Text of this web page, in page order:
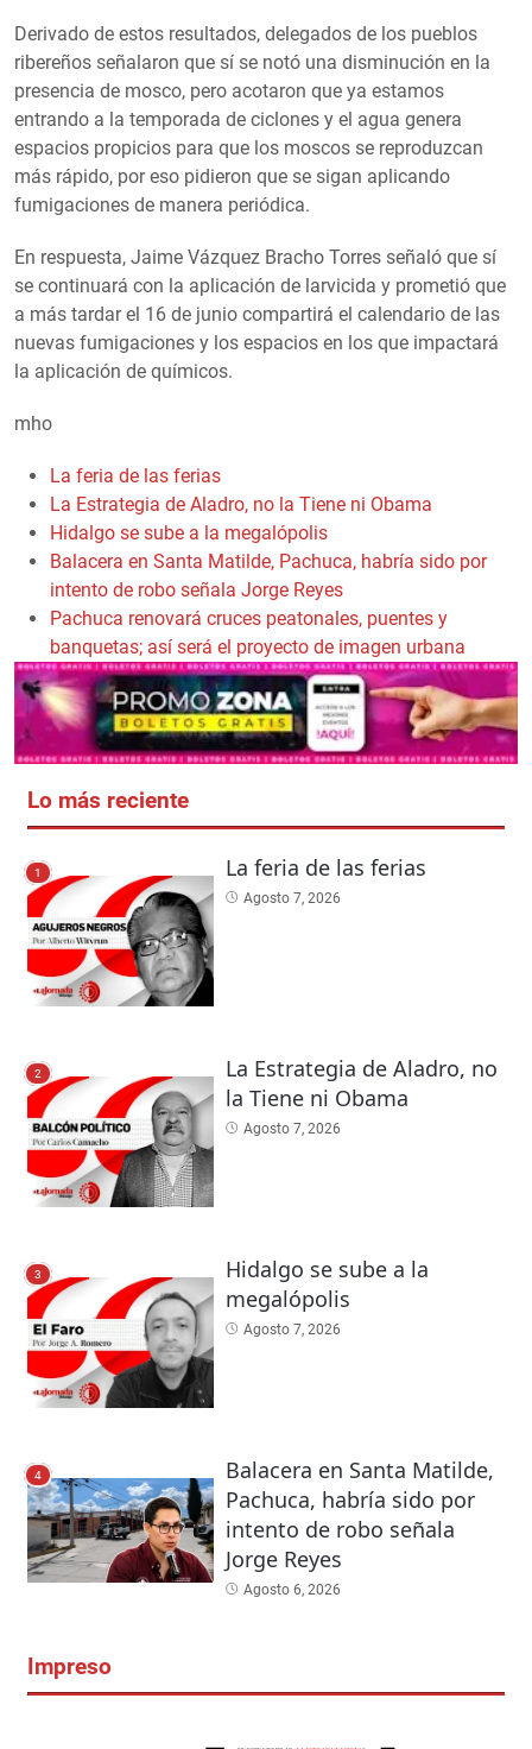
Derivado de estos resultados, delegados de los pueblos
ribereños señalaron que sí se notó una disminución en la
presencia de mosco, pero acotaron que ya estamos
entrando a la temporada de ciclones y el agua genera
espacios propicios para que los moscos se reproduzcan
más rápido, por eso pidieron que se sigan aplicando
fumigaciones de manera periódica.
En respuesta, Jaime Vázquez Bracho Torres señaló que sí
se continuará con la aplicación de larvicida y prometió que
a más tardar el 16 de junio compartirá el calendario de las
nuevas fumigaciones y los espacios en los que impactará
la aplicación de químicos.
mho
La feria de las ferias
La Estrategia de Aladro, no la Tiene ni Obama
Hidalgo se sube a la megalópolis
Balacera en Santa Matilde, Pachuca, habría sido por
intento de robo señala Jorge Reyes
Pachuca renovará cruces peatonales, puentes y
banquetas; así será el proyecto de imagen urbana
Lo más reciente
1 La feria de las ferias
Agosto 7, 2026
2
La Estrategia de Aladro, no
la Tiene ni Obama
Agosto 7, 2026
3
Hidalgo se sube a la
megalópolis
Agosto 7, 2026
4
Balacera en Santa Matilde,
Pachuca, habría sido por
intento de robo señala
Jorge Reyes
Agosto 6, 2026
Impreso